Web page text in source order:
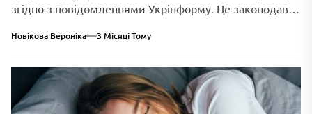
згідно з повідомленнями Укрінформу. Це законодавче
Новікова Вероніка 3 Місяці Тому